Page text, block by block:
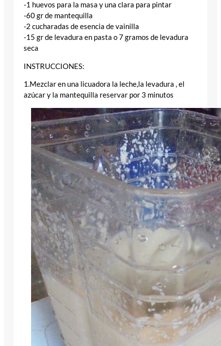
-1 huevos para la masa y una clara para pintar
-60 gr de mantequilla
-2 cucharadas de esencia de vainilla
-15 gr de levadura en pasta o 7 gramos de levadura
seca
INSTRUCCIONES:
1.Mezclar en una licuadora la leche,la levadura , el
azúcar y la mantequilla reservar por 3 minutos